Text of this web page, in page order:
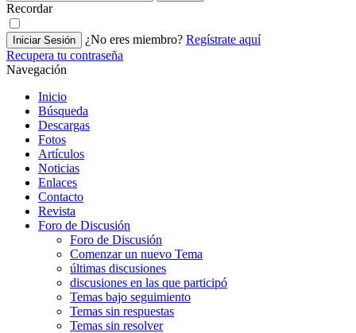
Recordar
Iniciar Sesión ¿No eres miembro? Regístrate aquí
Recupera tu contraseña
Navegación
Inicio
Búsqueda
Descargas
Fotos
Artículos
Noticias
Enlaces
Contacto
Revista
Foro de Discusión
Foro de Discusión
Comenzar un nuevo Tema
últimas discusiones
discusiones en las que participó
Temas bajo seguimiento
Temas sin respuestas
Temas sin resolver